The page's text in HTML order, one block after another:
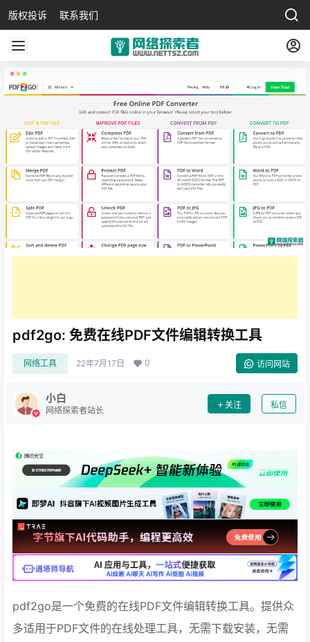
版权投诉 联系我们
pdf2go: 免费在线PDF文件编辑转换工具
网络工具 22年7月17日 0 访问网站
小白
网络探索者站长
关注 私信
pdf2go是一个免费的在线PDF文件编辑转换工具。提供众
多适用于PDF文件的在线处理工具，无需下载安装，无需